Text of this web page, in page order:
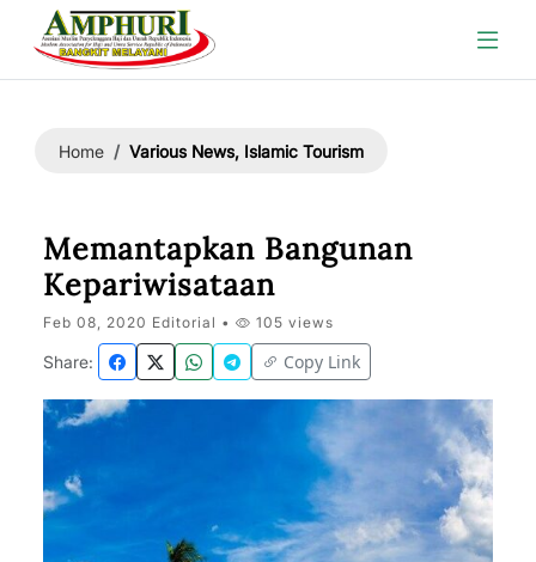
Home Various News, Islamic Tourism
Memantapkan Bangunan
Kepariwisataan
Feb 08, 2020 Editorial • 105 views
Share: Copy Link